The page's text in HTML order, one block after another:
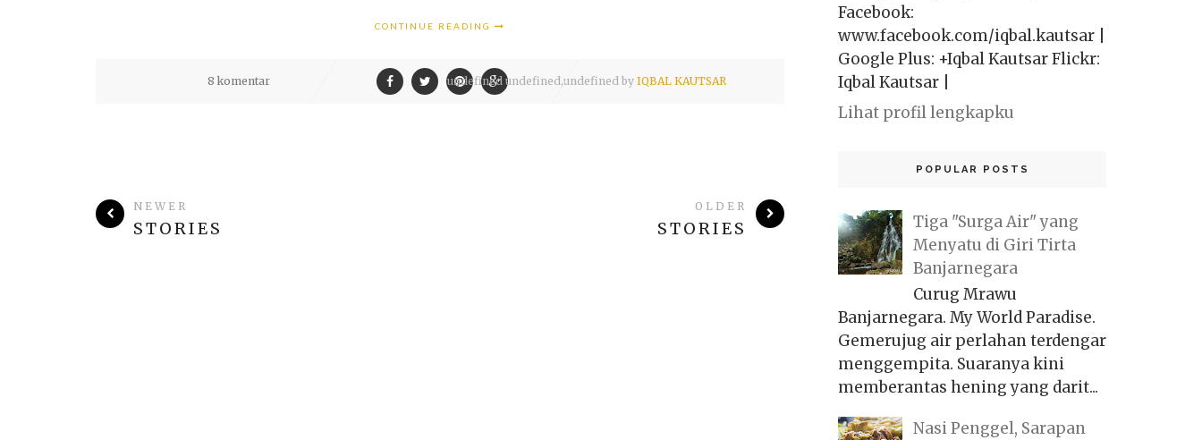
CONTINUE READING
8 komentar undefined undefined,undefined by IQBAL KAUTSAR
NEWER
STORIES
OLDER
STORIES
Facebook:
www.facebook.com/iqbal.kautsar |
Google Plus: +Iqbal Kautsar Flickr:
Iqbal Kautsar |
Lihat profil lengkapku
POPULAR POSTS
Tiga "Surga Air" yang
Menyatu di Giri Tirta
Banjarnegara
Curug Mrawu
Banjarnegara. My World Paradise.
Gemerujug air perlahan terdengar
menggempita. Suaranya kini
memberantas hening yang darit...
Nasi Penggel, Sarapan